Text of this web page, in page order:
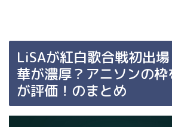
LiSAが紅白歌合戦初出
華が濃厚？アニソンの
が評価！のまとめ